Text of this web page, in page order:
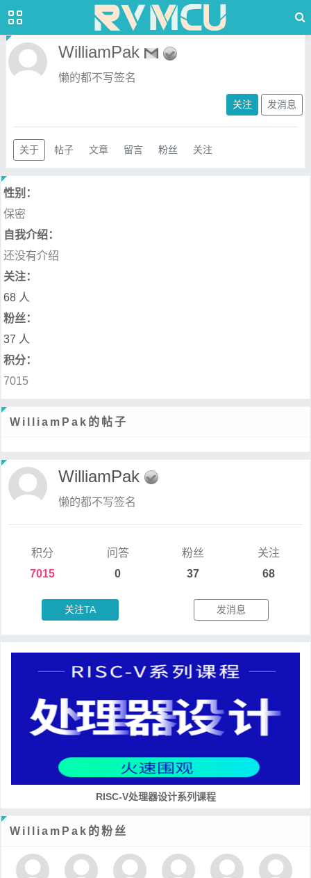
WilliamPak
懒的都不写签名
关注 发消息
关于 帖子 文章 留言 粉丝 关注
性别：
保密
自我介绍：
还没有介绍
关注：
68 人
粉丝：
37 人
积分：
7015
WilliamPak的帖子
WilliamPak
懒的都不写签名
积分
7015
问答
0
粉丝
37
关注
68
关注TA 发消息
RISC-V处理器设计系列课程
WilliamPak的粉丝